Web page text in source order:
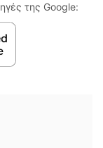
της Google: